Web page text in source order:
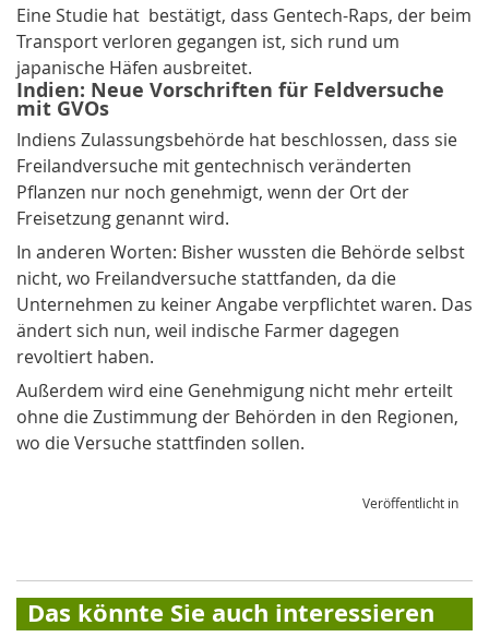
Eine Studie hat bestätigt, dass Gentech-Raps, der beim
Transport verloren gegangen ist, sich rund um
japanische Häfen ausbreitet.
Indien: Neue Vorschriften für Feldversuche
mit GVOs
Indiens Zulassungsbehörde hat beschlossen, dass sie
Freilandversuche mit gentechnisch veränderten
Pflanzen nur noch genehmigt, wenn der Ort der
Freisetzung genannt wird.
In anderen Worten: Bisher wussten die Behörde selbst
nicht, wo Freilandversuche stattfanden, da die
Unternehmen zu keiner Angabe verpflichtet waren. Das
ändert sich nun, weil indische Farmer dagegen
revoltiert haben.
Außerdem wird eine Genehmigung nicht mehr erteilt
ohne die Zustimmung der Behörden in den Regionen,
wo die Versuche stattfinden sollen.
Veröffentlicht in
Das könnte Sie auch interessieren